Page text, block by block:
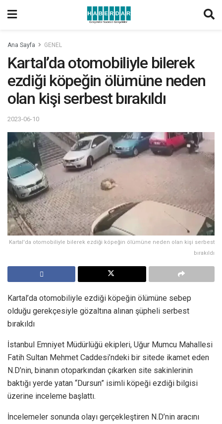
Ana Sayfa GENEL
Kartal’da otomobiliyle bilerek
ezdiği köpeğin ölümüne neden
olan kişi serbest bırakıldı
2023-06-10
Kartal'da otomobiliyle bilerek ezdiği köpeğin ölümüne neden olan kişi serbest
bırakıldı
Kartal’da otomobiliyle ezdiği köpeğin ölümüne sebep
olduğu gerekçesiyle gözaltına alınan şüpheli serbest
bırakıldı
İstanbul Emniyet Müdürlüğü ekipleri, Uğur Mumcu Mahallesi
Fatih Sultan Mehmet Caddesi’ndeki bir sitede ikamet eden
N.D’nin, binanın otoparkından çıkarken site sakinlerinin
baktığı yerde yatan “Dursun” isimli köpeği ezdiği bilgisi
üzerine inceleme başlattı.
İncelemeler sonunda olayı gerçekleştiren N.D’nin aracını